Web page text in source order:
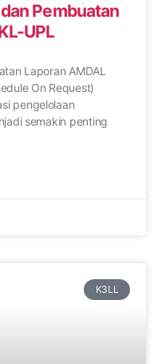
Pembuatan
UPL
Laporan AMDAL
On Request)
pengelolaan
semakin penting
K3LL